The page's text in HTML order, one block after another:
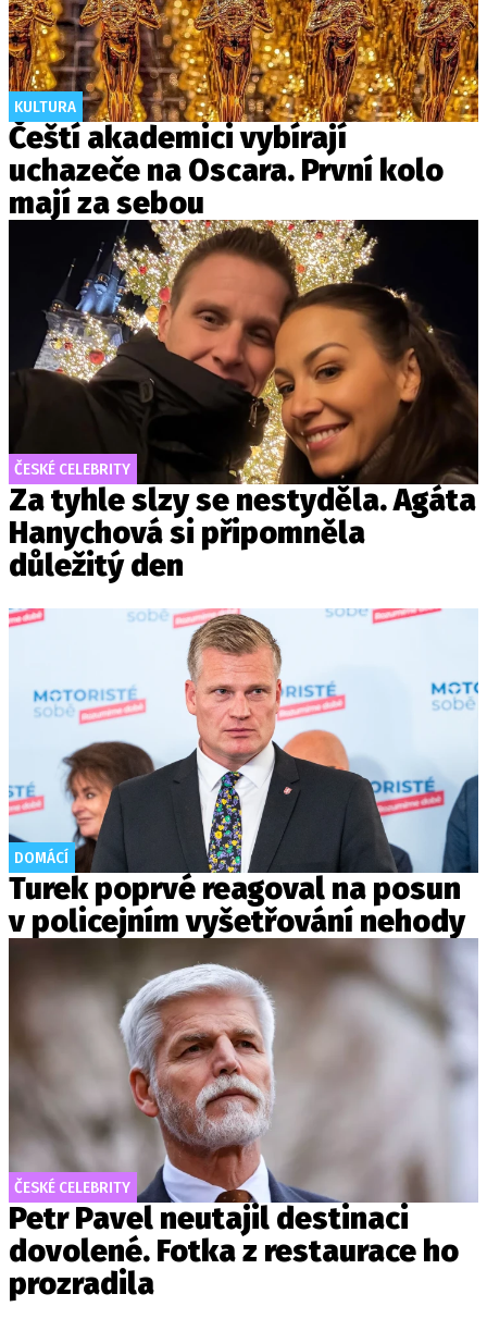
KULTURA
Čeští akademici vybírají
uchazeče na Oscara. První kolo
mají za sebou
ČESKÉ CELEBRITY
Za tyhle slzy se nestyděla. Agáta
Hanychová si připomněla
důležitý den
DOMÁCÍ
Turek poprvé reagoval na posun
v policejním vyšetřování nehody
ČESKÉ CELEBRITY
Petr Pavel neutajil destinaci
dovolené. Fotka z restaurace ho
prozradila